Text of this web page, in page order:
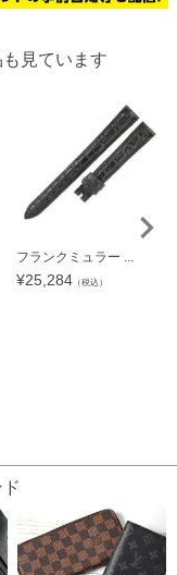
見ています
フランクミュラー ...
¥25,284 （税込）